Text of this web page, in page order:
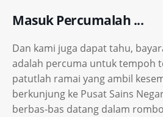
Masuk Percumalah ...
Dan kami juga dapat tahu,
adalah percuma untuk tempoh
patutlah ramai yang ambil
berkunjung ke Pusat Sains
berbas-bas datang dalam